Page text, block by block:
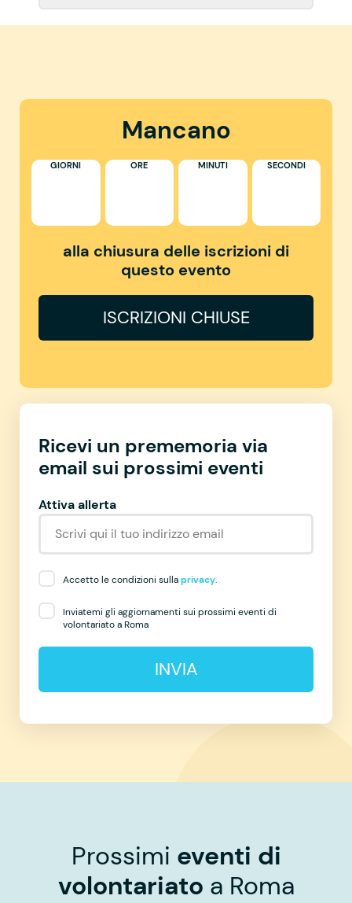
Mancano
GIORNI ORE MINUTI SECONDI
alla chiusura delle iscrizioni di
questo evento
ISCRIZIONI CHIUSE
Ricevi un prememoria via
email sui prossimi eventi
Attiva allerta
Accetto le condizioni sullaprivacy.
Inviatemi gli aggiornamenti sui prossimi eventi di
volontariato a Roma
INVIA
Prossimi eventi di
volontariato a Roma